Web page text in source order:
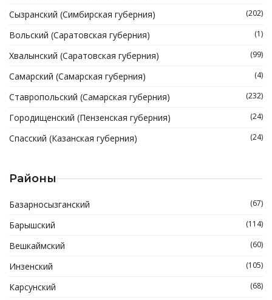
Сызранский (Симбирская губерния) (202)
Вольский (Саратовская губерния) (1)
Хвалынский (Саратовская губерния) (99)
Самарский (Самарская губерния) (4)
Ставропольский (Самарская губерния) (232)
Городищенский (Пензенская губерния) (24)
Спасский (Казанская губерния) (24)
Районы
Базарносызганский (67)
Барышский (114)
Вешкаймский (60)
Инзенский (105)
Карсунский (68)